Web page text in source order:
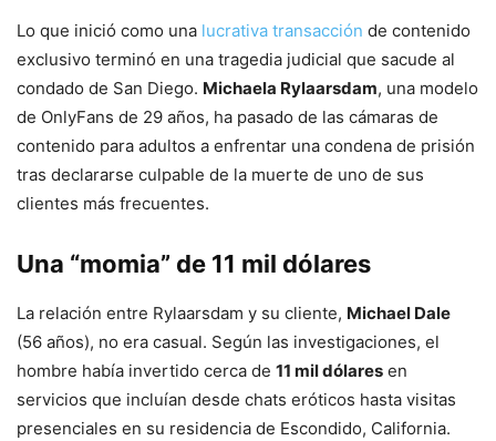
Lo que inició como una lucrativa transacción de contenido
exclusivo terminó en una tragedia judicial que sacude al
condado de San Diego. Michaela Rylaarsdam, una modelo
de OnlyFans de 29 años, ha pasado de las cámaras de
contenido para adultos a enfrentar una condena de prisión
tras declararse culpable de la muerte de uno de sus
clientes más frecuentes.
Una “momia” de 11 mil dólares
La relación entre Rylaarsdam y su cliente, Michael Dale
(56 años), no era casual. Según las investigaciones, el
hombre había invertido cerca de 11 mil dólares en
servicios que incluían desde chats eróticos hasta visitas
presenciales en su residencia de Escondido, California.